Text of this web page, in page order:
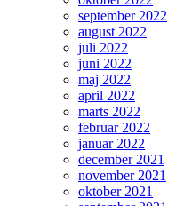
september 2022
august 2022
juli 2022
juni 2022
maj 2022
april 2022
marts 2022
februar 2022
januar 2022
december 2021
november 2021
oktober 2021